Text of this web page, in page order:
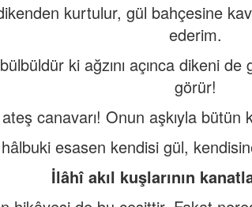
kurtulur, gül bahçesine
ederim.
ki ağzını açınca dikeni
görür!
canavarı! Onun aşkıyla
esasen kendisi gül,
İlâhî akıl kuşlarının